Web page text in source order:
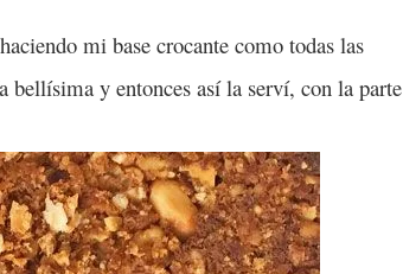
mi base crocante como todas las
bellísima y entonces así la serví, con la parte